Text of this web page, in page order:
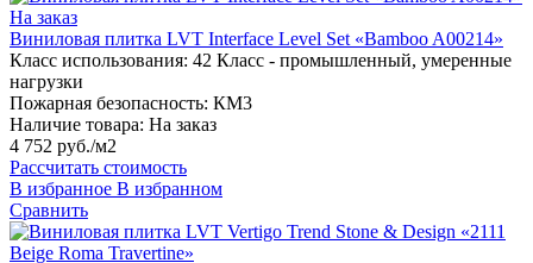
На заказ
Виниловая плитка LVT Interface Level Set «Bamboo A00214»
Класс использования: 42 Класс - промышленный, умеренные
нагрузки
Пожарная безопасность: КМ3
Наличие товара: На заказ
4 752 руб./м2
Рассчитать стоимость
В избранное В избранном
Сравнить